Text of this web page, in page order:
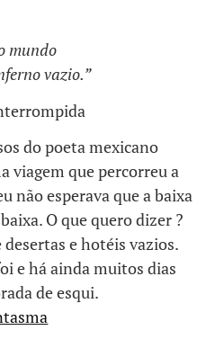
mundo
vazio.”
do poeta mexicano
viagem que percorreu a
não esperava que a baixa
O que quero dizer ?
e hotéis vazios.
e há ainda muitos dias
de esqui.